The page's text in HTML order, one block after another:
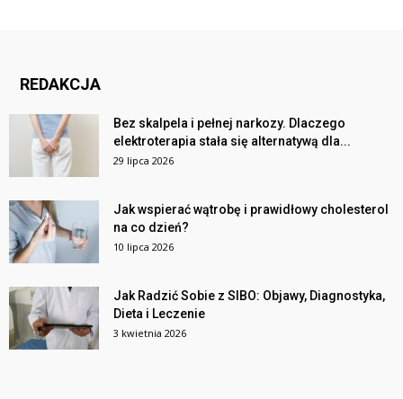
REDAKCJA
Bez skalpela i pełnej narkozy. Dlaczego
elektroterapia stała się alternatywą dla...
29 lipca 2026
Jak wspierać wątrobę i prawidłowy cholesterol
na co dzień?
10 lipca 2026
Jak Radzić Sobie z SIBO: Objawy, Diagnostyka,
Dieta i Leczenie
3 kwietnia 2026